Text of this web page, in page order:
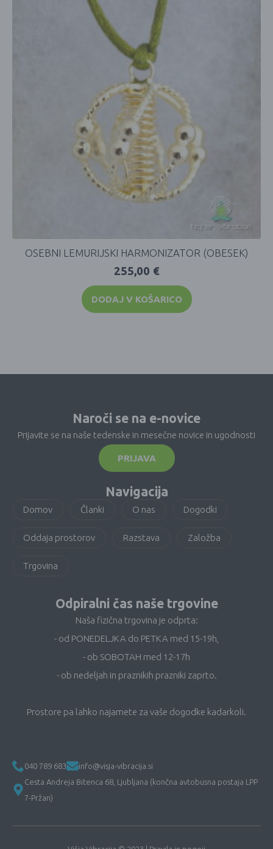
OSEBNI LEMURIJSKI HARMONIZATOR (OBESEK)
255,00 €
DODAJ V KOŠARICO
Naroči se na e-novice
Prijavite se na naše tedenske in mesečne novice in ugodnosti
PRIJAVA
Navigacija
Domov Članki O nas Dogodki
Oddaja prostorov Razstava Založba
Trgovina
Odpiralni čas naše trgovine
Naša fizična trgovina je odprta:
- od PONEDELJKA do PETKA med 15-19h,
- ob SOBOTAH med 12-17h
- ob nedeljah in praznikih prazniki zaprto.
Prostore pa lahko najamete za vaše dogodke kadarkoli.
040 789 683
info@visja-vibracija.si
Cesta Andreja Bitenca 68, Ljubljana (končna avtobusna postaja LPP
7-Pržan)